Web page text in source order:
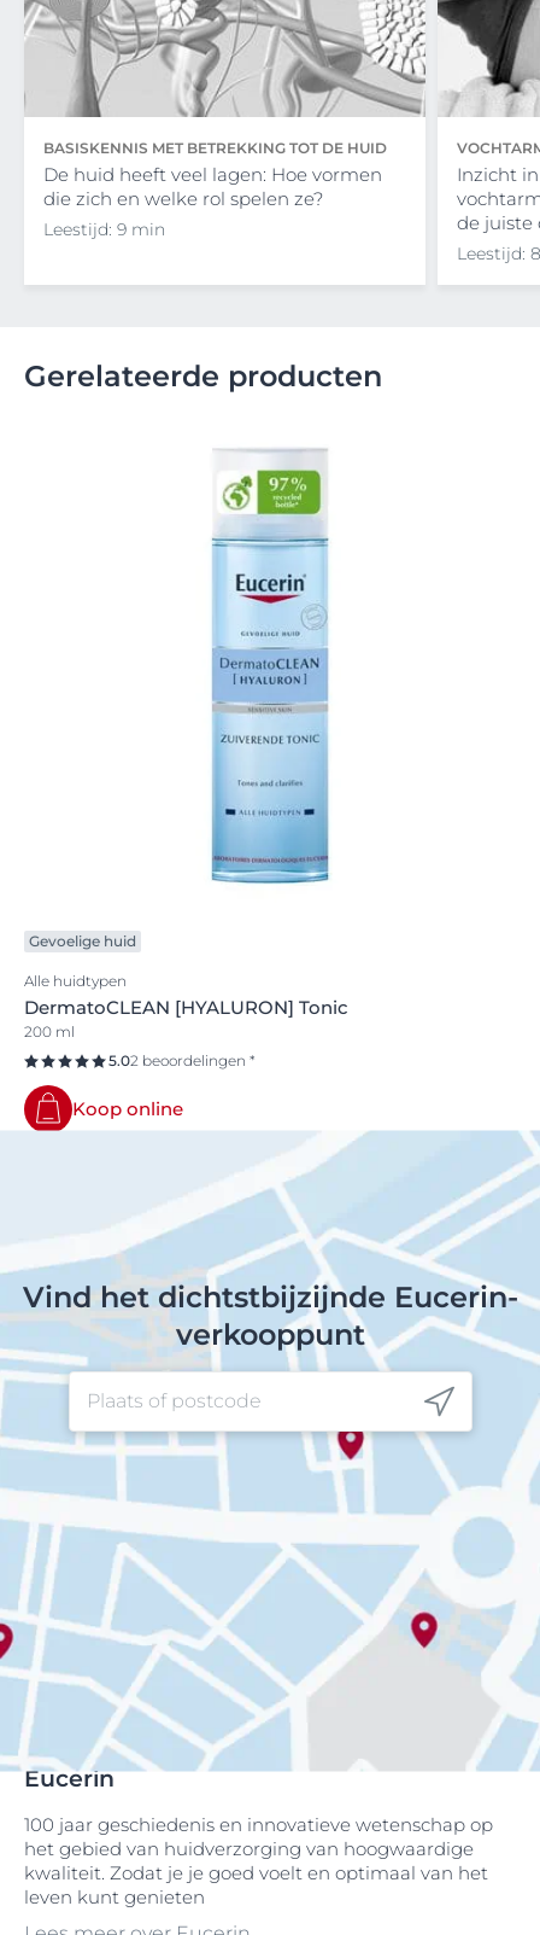
BASISKENNIS MET BETREKKING TOT DE HUID
De huid heeft veel lagen: Hoe vormen
die zich en welke rol spelen ze?
Leestijd: 9 min
Inzicht
de juiste
Leestijd:
Gerelateerde producten
Gevoelige huid
Alle huidtypen
DermatoCLEAN [HYALURON] Tonic
200 ml
5.02 beoordelingen *
Koop online
Vind het dichtstbijzijnde Eucerin-
verkooppunt
Eucerin
100 jaar geschiedenis en innovatieve wetenschap op
het gebied van huidverzorging van hoogwaardige
kwaliteit. Zodat je je goed voelt en optimaal van het
leven kunt genieten